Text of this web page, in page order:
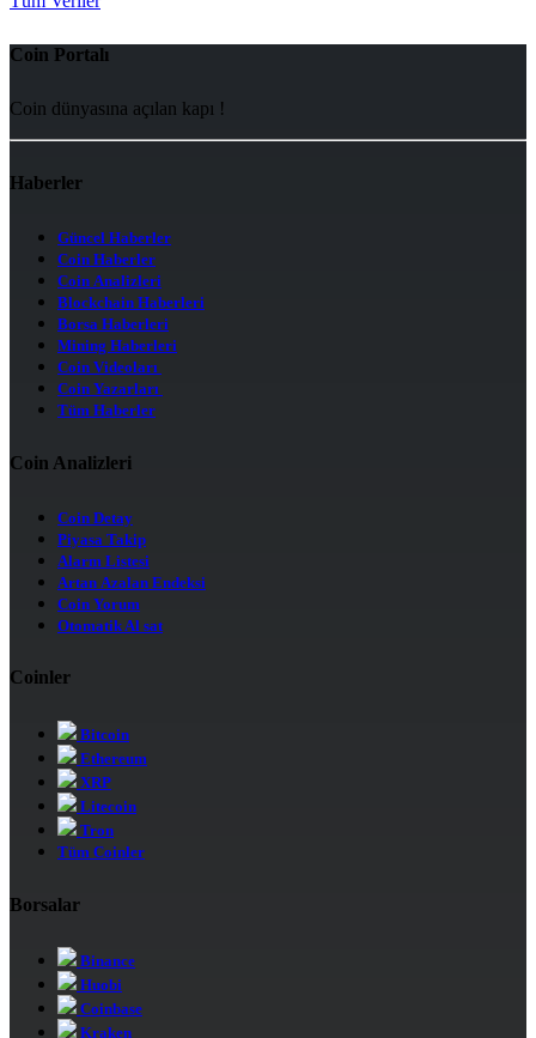
Coin Portalı
Coin dünyasına açılan kapı !
Haberler
Güncel Haberler
Coin Haberler
Coin Analizleri
Blockchain Haberleri
Borsa Haberleri
Mining Haberleri
Coin Videoları
Coin Yazarları
Tüm Haberler
Coin Analizleri
Coin Detay
Piyasa Takip
Alarm Listesi
Artan Azalan Endeksi
Coin Yorum
Otomatik Al sat
Coinler
Bitcoin
Ethereum
XRP
Litecoin
Tron
Tüm Coinler
Borsalar
Binance
Huobi
Coinbase
Kraken